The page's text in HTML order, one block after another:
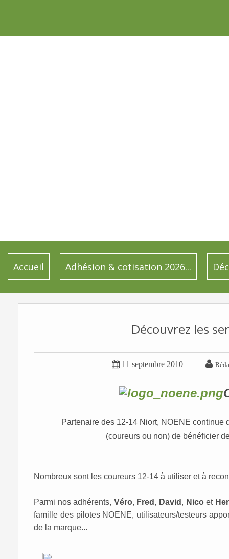
Accueil Adhésion & cotisation 2026...
Découvrez les
 11 septembre 2010 
Partenaire des 12-14 Niort, NOENE
(coureurs ou non) de bénéficier
Nombreux sont les coureurs 12-14 à utiliser et à
Parmi nos adhérents, Véro, Fred , David , Nicoet
famille des pilotes NOENE, utilisateurs/testeurs
de la marque...